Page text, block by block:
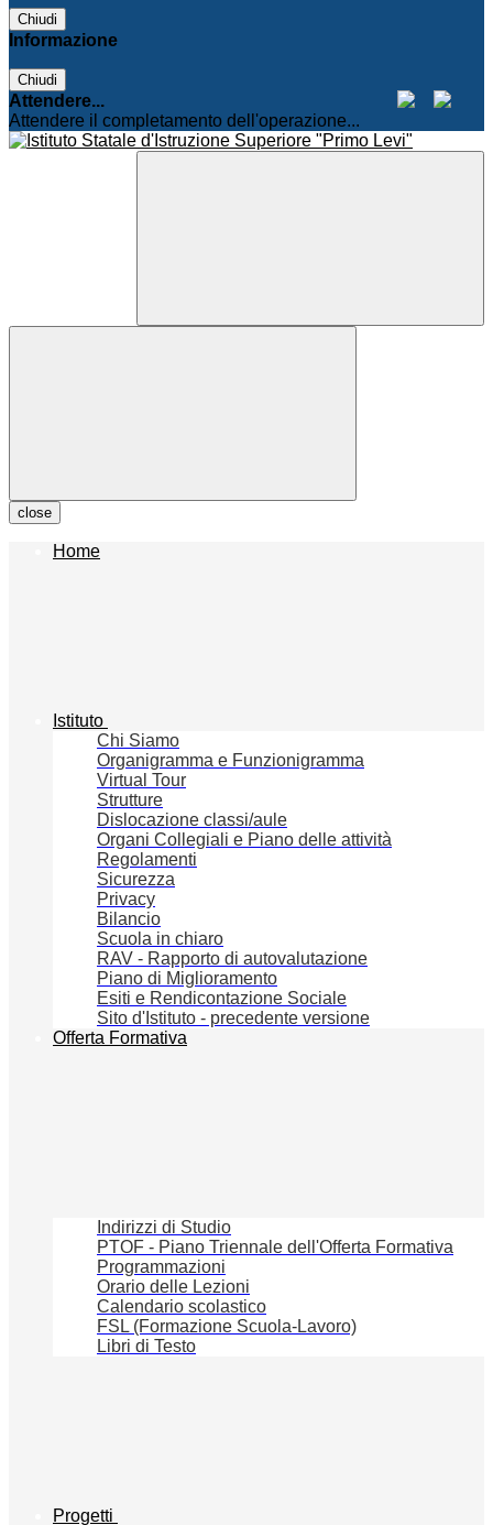
Chiudi
Informazione
Chiudi
Attendere...
Attendere il completamento dell'operazione...
close
Home
Istituto
Chi Siamo
Organigramma e Funzionigramma
Virtual Tour
Strutture
Dislocazione classi/aule
Organi Collegiali e Piano delle attività
Regolamenti
Sicurezza
Privacy
Bilancio
Scuola in chiaro
RAV - Rapporto di autovalutazione
Piano di Miglioramento
Esiti e Rendicontazione Sociale
Sito d'Istituto - precedente versione
Offerta Formativa
Indirizzi di Studio
PTOF - Piano Triennale dell'Offerta Formativa
Programmazioni
Orario delle Lezioni
Calendario scolastico
FSL (Formazione Scuola-Lavoro)
Libri di Testo
Progetti